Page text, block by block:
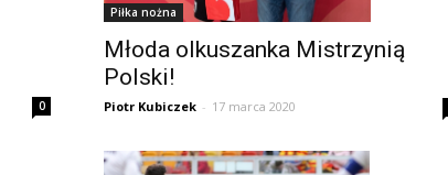
0
Piłka nożna
Młoda olkuszanka Mistrzynią
Polski!
Piotr Kubiczek - 17 marca 2020